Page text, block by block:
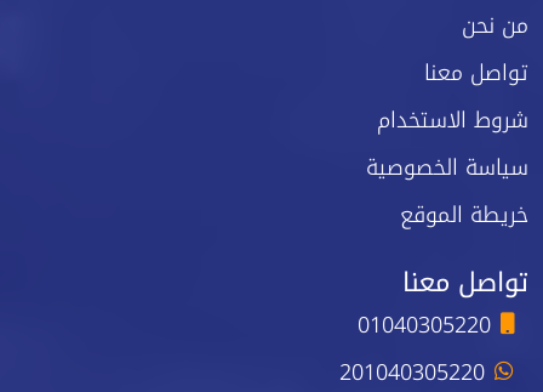
من نحن
تواصل معنا
شروط الاستخدام
سياسة الخصوصية
خريطة الموقع
تواصل معنا
01040305220
201040305220